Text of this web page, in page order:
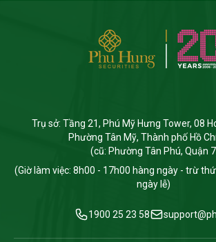
Trụ sở: Tầng 21, Phú Mỹ Hưng Tower, 08
Phường Tân Mỹ, Thành phố Hồ
(cũ: Phường Tân Phú, Quận
(Giờ làm việc: 8h00 - 17h00 hàng ngày - trừ
ngày lễ)
1900 25 23 58